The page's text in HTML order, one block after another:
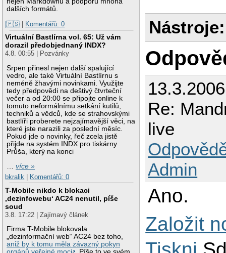
dalších formátů.
|🇵🇸 | Komentářů: 0
Virtuální Bastlírna vol. 65: Už vám
dorazil předobjednaný INDX?
4.8. 00:55 | Pozvánky
Srpen přinesl nejen další spalující
vedro, ale také Virtuální Bastlírnu s
neméně žhavými novinkami. Využijte
tedy předpovědi na deštivý čtvrteční
večer a od 20:00 se připojte online k
tomuto neformálnímu setkání kutilů,
techniků a vědců, kde se strahovskými
bastlíři proberete nejzajímavější věci, na
které jste narazili za poslední měsíc.
Pokud jde o novinky, řeč zcela jistě
přijde na systém INDX pro tiskárny
Průša, který na konci
…více »
bkralik
Komentářů: 0
T-Mobile nikdo k blokaci
‚dezinfowebu‘ AC24 nenutil, píše
soud
3.8. 17:22 | Zajímavý článek
Firma T-Mobile blokovala
„dezinformační web“ AC24 bez toho,
aniž by k tomu měla závazný pokyn
Nástroje:
Re:
live
Admin
Ano.
Založit